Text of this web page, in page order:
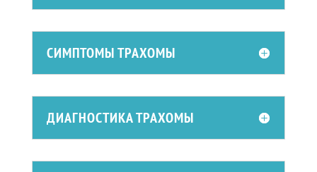
СИМПТОМЫ ТРАХОМЫ
ДИАГНОСТИКА ТРАХОМЫ